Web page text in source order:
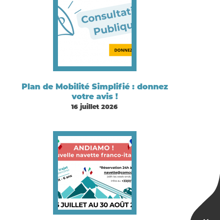
Plan de Mobilité Simplifié : donnez
votre avis !
16 juillet 2026